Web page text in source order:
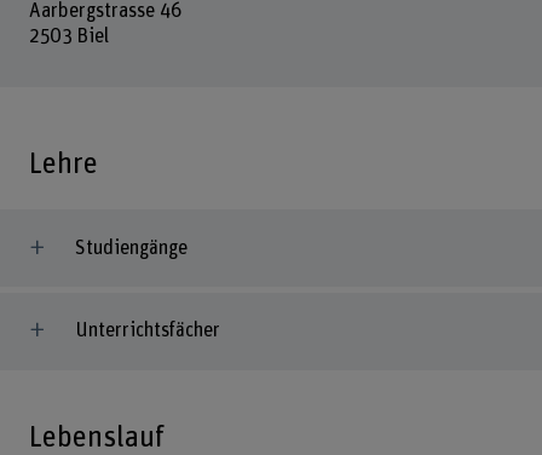
Aarbergstrasse 46
2503 Biel
Lehre
Studiengänge
Unterrichtsfächer
Lebenslauf